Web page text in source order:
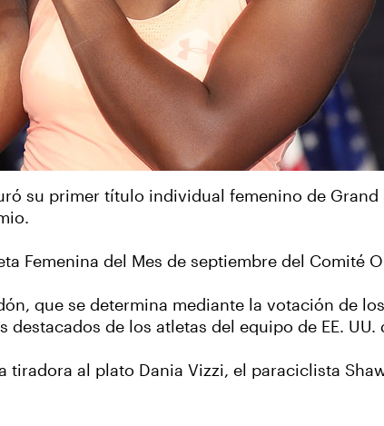
su primer título individual femenino de Grand
Femenina del Mes de septiembre del Comité
que se determina mediante la votación de
de los atletas del equipo de EE.
al plato Dania Vizzi, el paraciclista